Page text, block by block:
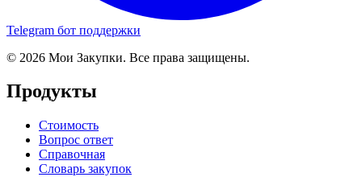
Telegram бот поддержки
© 2026 Мои Закупки. Все права защищены.
Продукты
Стоимость
Вопрос ответ
Справочная
Словарь закупок